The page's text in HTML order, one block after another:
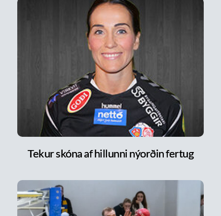
Tekur skóna af hillunni nýorðin fertug